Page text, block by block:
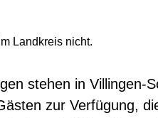
Landkreis nicht.
stehen in Villingen-
zur Verfügung,